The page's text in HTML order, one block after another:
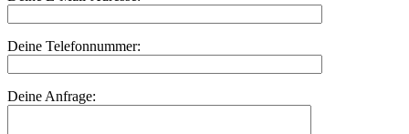
Deine Telefonnummer:
Deine Anfrage: